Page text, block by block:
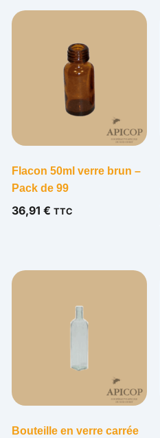
Flacon 50ml verre brun –
Pack de 99
36,91 € TTC
Bouteille en verre carrée